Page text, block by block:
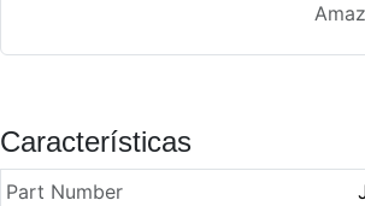
Características
Part Number